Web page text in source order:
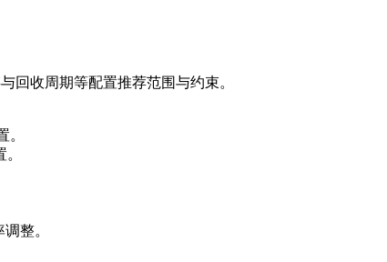
回收周期等配置推荐范围与约束。
。
整。